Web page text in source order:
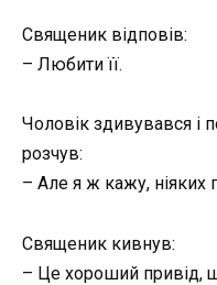
Священик відповів:
– Любити її.
Чоловік здивувався і
розчув:
– Але я ж кажу, ніяких
Священик кивнув:
– Це хороший привід,